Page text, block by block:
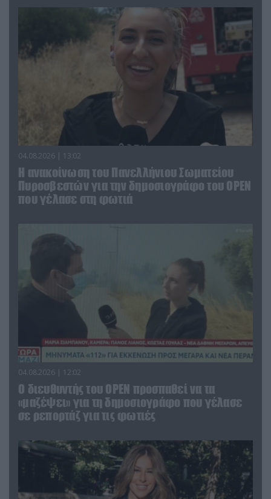
04.08.2026 | 13:02
Η ανακοίνωση του Πανελλήνιου Σωματείου
Πυροσβεστών για την δημοσιογράφο του OPEN
που γέλασε στη φωτιά
04.08.2026 | 12:02
O διευθυντής του OPEN προσπαθεί να τα
«μαζέψει» για τη δημοσιογράφο που γέλασε
σε ρεπορτάζ για τις φωτιές